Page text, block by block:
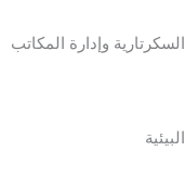
السكرتارية وإدارة المكاتب
البيئية